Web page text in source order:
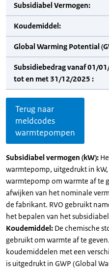
Subsidiabel Vermogen:
Koudemiddel:
Global Warming Potential
Subsidiebedrag vanaf 01/
tot en met 31/12/2025 :
Terug naar
meldcodes
warmtepompen
Subsidiabel vermogen (kW):
warmtepomp, uitgedrukt in
warmtepomp om warmte af te
afwijken van het nominale
de fabrikant. RVO gebruikt
het bepalen van het
Koudemiddel: De chemische
gebruikt om warmte af te
koudemiddelen met een
is uitgedrukt in GWP (Global